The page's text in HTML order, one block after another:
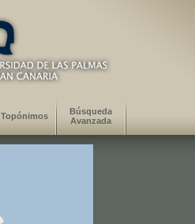
Topónimos
Búsqueda
Avanzada